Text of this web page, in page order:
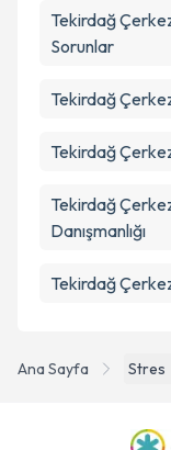
Ana Sayfa Stres
Tekirdağ
Sorunlar
Tekirdağ
Tekirdağ
Tekirdağ
Danışmanlığı
Tekirdağ